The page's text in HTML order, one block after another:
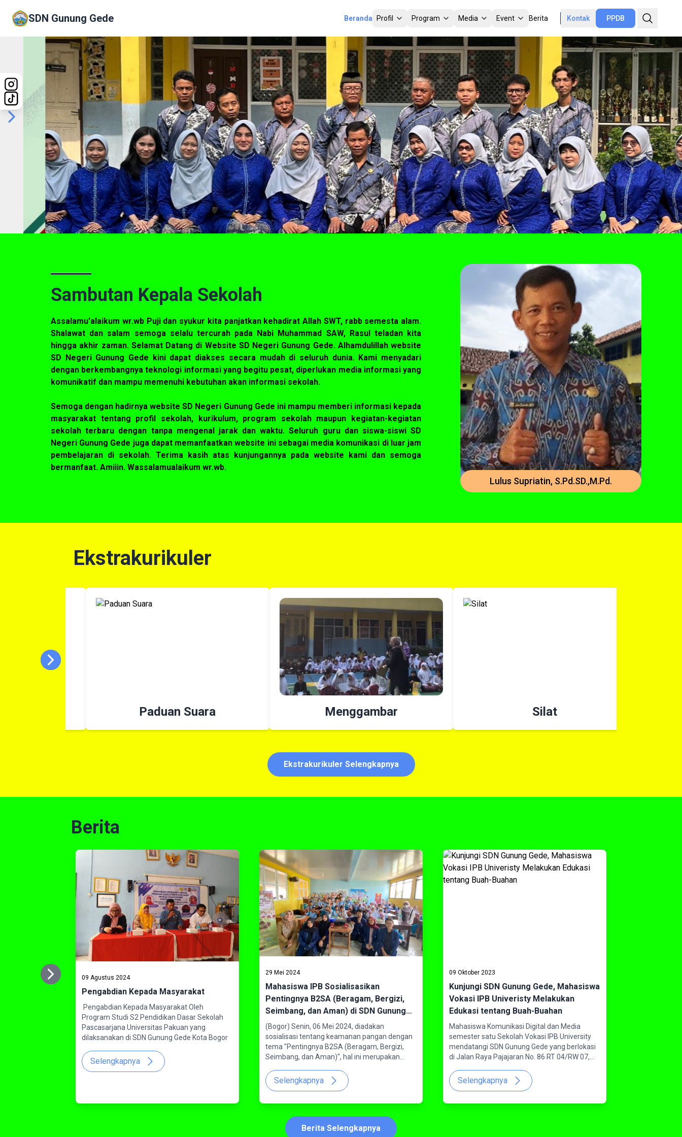
SDN Gunung Gede Kontak PPDB
Beranda Profil Program Media Event Berita
Previous
Next
Sambutan Kepala Sekolah
Assalamu'alaikum wr.wb Puji dan syukur kita panjatkan kehadirat Allah SWT, rabb semesta alam.
Shalawat dan salam semoga selalu tercurah pada Nabi Muhammad SAW, Rasul teladan kita
hingga akhir zaman. Selamat Datang di Website SD Negeri Gunung Gede. Alhamdulillah website
SD Negeri Gunung Gede kini dapat diakses secara mudah di seluruh dunia. Kami menyadari
dengan berkembangnya teknologi informasi yang begitu pesat, diperlukan media informasi yang
komunikatif dan mampu memenuhi kebutuhan akan informasi sekolah.
Semoga dengan hadirnya website SD Negeri Gunung Gede ini mampu memberi informasi kepada
masyarakat tentang profil sekolah, kurikulum, program sekolah maupun kegiatan-kegiatan
sekolah terbaru dengan tanpa mengenal jarak dan waktu. Seluruh guru dan siswa-siswi SD
Negeri Gunung Gede juga dapat memanfaatkan website ini sebagai media komunikasi di luar jam
pembelajaran di sekolah. Terima kasih atas kunjungannya pada website kami dan semoga
bermanfaat. Amiiin. Wassalamualaikum wr.wb.
Lulus Supriatin, S.Pd.SD.,M.Pd.
Ekstrakurikuler
Paduan Suara Menggambar Silat
Ekstrakurikuler Selengkapnya
Next
Berita
09 Agustus 2024
Pengabdian Kepada Masyarakat
Pengabdian Kepada Masyarakat Oleh
Program Studi S2 Pendidikan Dasar Sekolah
Pascasarjana Universitas Pakuan yang
dilaksanakan di SDN Gunung Gede Kota Bogor
Selengkapnya
29 Mei 2024
Mahasiswa IPB Sosialisasikan
Pentingnya B2SA (Beragam, Bergizi,
Seimbang, dan Aman) di SDN Gunung
Gede, Kota Bogor
(Bogor) Senin, 06 Mei 2024, diadakan
sosialisasi tentang keamanan pangan dengan
tema "Pentingnya B2SA (Beragam, Bergizi,
Seimbang, dan Aman)", hal ini merupakan
Jaminan Mutu Pangan (SJMP) Sekolah Vokasi
IPB dapat membantu pengembangan siswa di
memberikan wawasan dan mengembangkan
perbaikan pada beberapa aspek jenis
Selengkapnya
09 Oktober 2023
Kunjungi SDN Gunung Gede, Mahasiswa
Vokasi IPB Univeristy Melakukan
Edukasi tentang Buah-Buahan
Mahasiswa Komunikasi Digital dan Media
semester satu Sekolah Vokasi IPB University
mendatangi SDN Gunung Gede yang berlokasi
di Jalan Raya Pajajaran No. 86 RT 04/RW 07,
rangka sosialisasi buah-buahan pada Kamis
(5/10/2023).Sosialisasi atau sharing session ini
Selengkapnya
Berita Selengkapnya
Next